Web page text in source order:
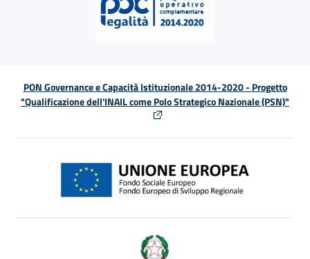
PON Governance e Capacità Istituzionale 2014-2020 - Progetto
"Qualificazione dell'INAIL come Polo Strategico Nazionale (PSN)"